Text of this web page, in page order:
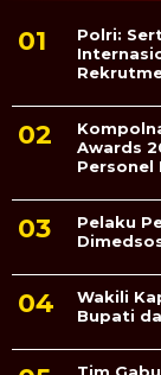
Polri:
Awards
Personel
Pelaku
Wakili
Bupati